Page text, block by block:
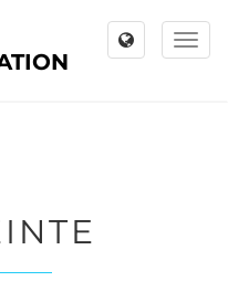
Toggle